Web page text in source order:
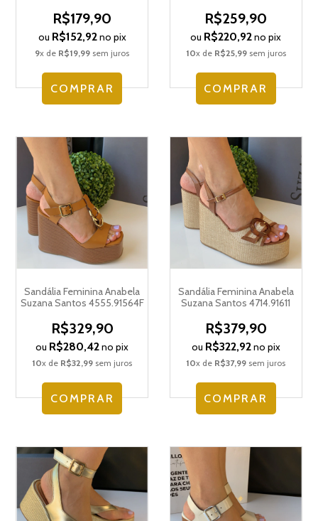
R$179,90
ou R$152,92no pix
9x de R$19,99 sem juros
COMPRAR
R$259,90
ou R$220,92no pix
10x de R$25,99sem juros
COMPRAR
Sandália Feminina Anabela
Suzana Santos 4555.91564F
R$329,90
ou R$280,42no pix
10x de R$32,99 sem juros
COMPRAR
Sandália Feminina Anabela
Suzana Santos 4714.91611
R$379,90
ou R$322,92no pix
10x de R$37,99 sem juros
COMPRAR